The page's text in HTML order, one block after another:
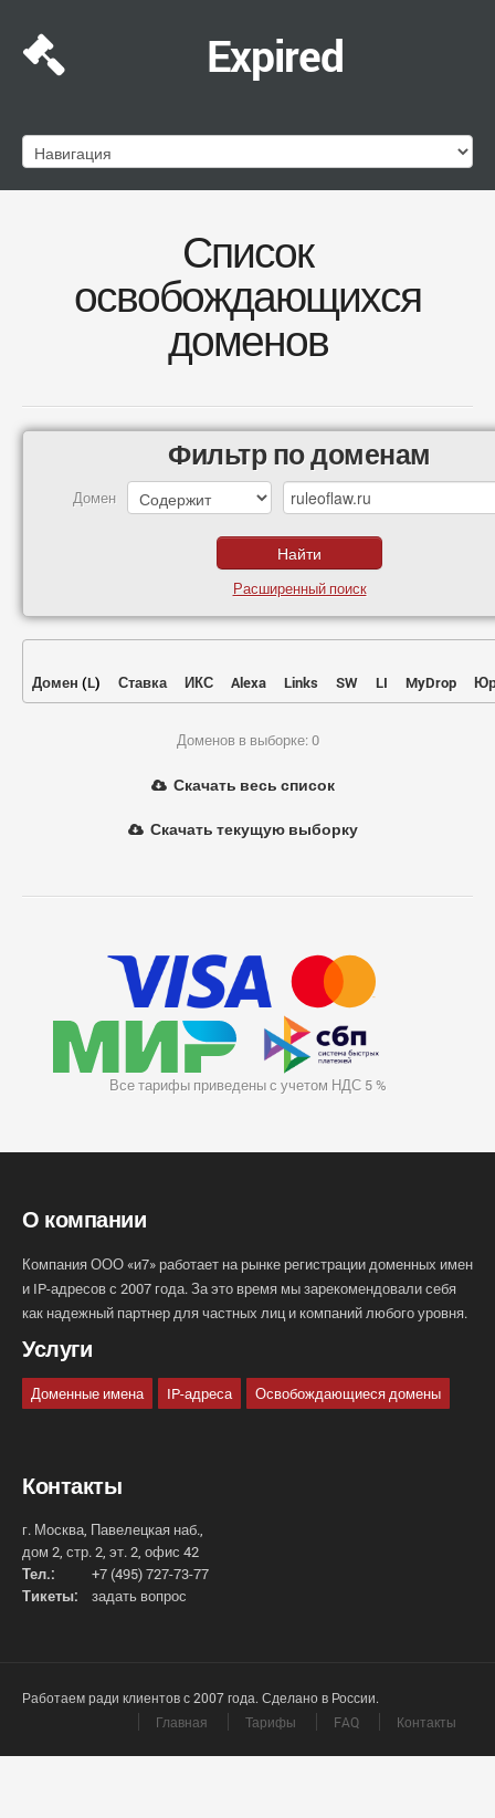
Expired
Список
освобождающихся
доменов
Фильтр по доменам
Домен
Расширенный поиск
Домен (L) Ставка ИКС Alexa Links SW LI MyDrop
Доменов в выборке: 0
Скачать весь список
Скачать текущую выборку
Все тарифы приведены с учетом НДС 5 %
О компании
Компания ООО «и7» работает на рынке регистрации доменных имен
и IP-адресов с 2007 года. За это время мы зарекомендовали себя
как надежный партнер для частных лиц и компаний любого уровня.
Услуги
Доменные имена IP-адреса Освобождающиеся домены
Контакты
г. Москва, Павелецкая наб.,
дом 2, стр. 2, эт. 2, офис 42
Тел.:
+7 (495) 727-73-77
Тикеты:
задать вопрос
Работаем ради клиентов с 2007 года. Сделано в России.
Главная
Тарифы FAQ Контакты